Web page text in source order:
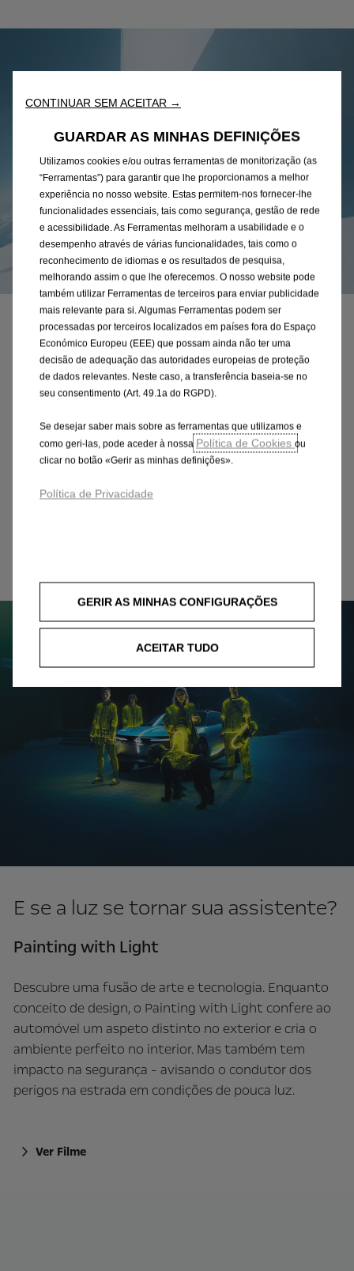
E se repensássemos o design?
Esta é a nossa filosofia de design alemão
moderna.
Ousado e puro em todos os pormenores. O expressivo
vizor 4D na frente forma o rosto ousado da marca
fina personifica o nosso espírito pioneiro. A
E se a luz se tornar sua assistente?
Painting with Light
Descubre uma fusão de arte e tecnologia. Enquanto
conceito de design, o Painting with Light confere ao
automóvel um aspeto distinto no exterior e cria o
ambiente perfeito no interior. Mas também tem
impacto na segurança - avisando o condutor dos
perigos na estrada em condições de pouca luz.
Ver Filme
CONTINUAR SEM ACEITAR →
GUARDAR AS MINHAS DEFINIÇÕES
Utilizamos cookies e/ou outras ferramentas de monitorização (as
“Ferramentas”) para garantir que lhe proporcionamos a melhor
experiência no nosso website. Estas permitem-nos fornecer-lhe
funcionalidades essenciais, tais como segurança, gestão de rede
e acessibilidade. As Ferramentas melhoram a usabilidade e o
desempenho através de várias funcionalidades, tais como o
reconhecimento de idiomas e os resultados de pesquisa,
melhorando assim o que lhe oferecemos. O nosso website pode
também utilizar Ferramentas de terceiros para enviar publicidade
mais relevante para si. Algumas Ferramentas podem ser
processadas por terceiros localizados em países fora do Espaço
Económico Europeu (EEE) que possam ainda não ter uma
decisão de adequação das autoridades europeias de proteção
de dados relevantes. Neste caso, a transferência baseia-se no
seu consentimento (Art. 49.1a do RGPD).
Se desejar saber mais sobre as ferramentas que utilizamos e
como geri-las, pode aceder à nossa Política de Cookies ou
clicar no botão «Gerir as minhas definições».
Política de Privacidade
GERIR AS MINHAS CONFIGURAÇÕES
ACEITAR TUDO